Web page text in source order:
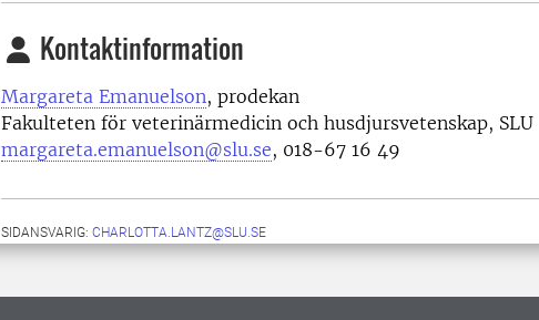
Kontaktinformation
Margareta Emanuelson, prodekan
Fakulteten för veterinärmedicin och husdjursvetenskap, SLU
margareta.emanuelson@slu.se, 018-67 16 49
SIDANSVARIG: CHARLOTTA.LANTZ@SLU.SE